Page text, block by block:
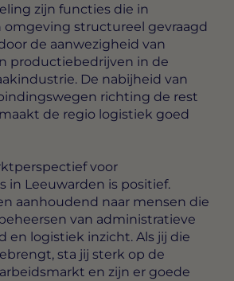
zijn functies die in
omgeving structureel gevraagd
de aanwezigheid van
productiebedrijven in de
De nabijheid van
richting de rest
de regio logistiek goed
voor
in Leeuwarden is positief.
aanhoudend naar mensen die
van administratieve
en logistiek inzicht. Als jij die
sta jij sterk op de
en zijn er goede